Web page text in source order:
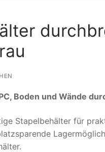
Suchen
Boden und Wände
Stapelbehälter für